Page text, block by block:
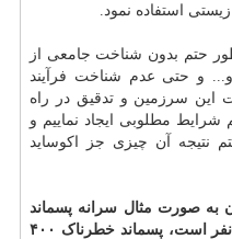
استفاده نمود.
حتم بدون شناخت جامعی از
و... و حتی عدم شناخت فرآیند
این سرزمین و تدقیق در راه
شرایط مطلوبی ایجاد نماییم و
نتیجه آن چیزی جز اکوساید
به صورت مثال سرانه پسماند
شهری ۷۵۰ تا ۸۰۰ گرم به ازای هر نفر است، پسماند خطرناک ۴۰۰